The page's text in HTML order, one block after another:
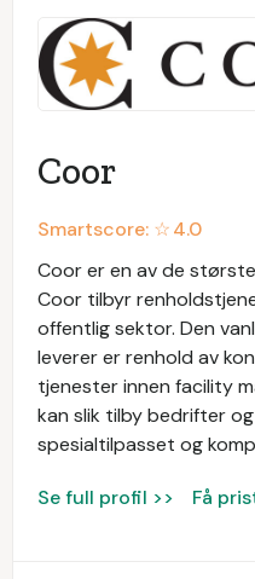
Coor
Smartscore: ☆4.0
Coor er en av de
Coor tilbyr
offentlig sektor. Den
leverer er renhold av
tjenester innen facility
kan slik tilby bedrifter
spesialtilpasset og
Se full profil >> Få